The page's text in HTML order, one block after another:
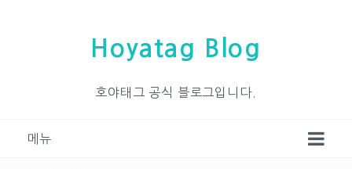
Hoyatag Blog
호야태그 공식 블로그입니다.
메뉴